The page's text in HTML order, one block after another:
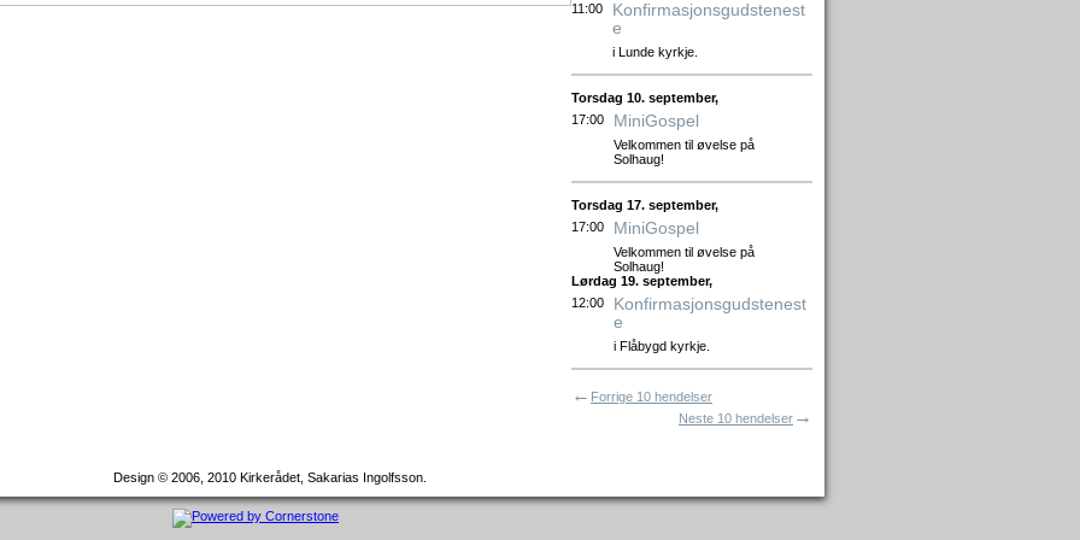
11:00
Konfirmasjonsgudstenest
e
i Lunde kyrkje.
Torsdag 10. september,
17:00
MiniGospel
Velkommen til øvelse på
Solhaug!
Torsdag 17. september,
17:00
MiniGospel
Velkommen til øvelse på
Solhaug!
Lørdag 19. september,
12:00
Konfirmasjonsgudstenest
e
i Flåbygd kyrkje.
← Forrige 10 hendelser
Neste 10 hendelser →
Design © 2006, 2010 Kirkerådet, Sakarias Ingolfsson.